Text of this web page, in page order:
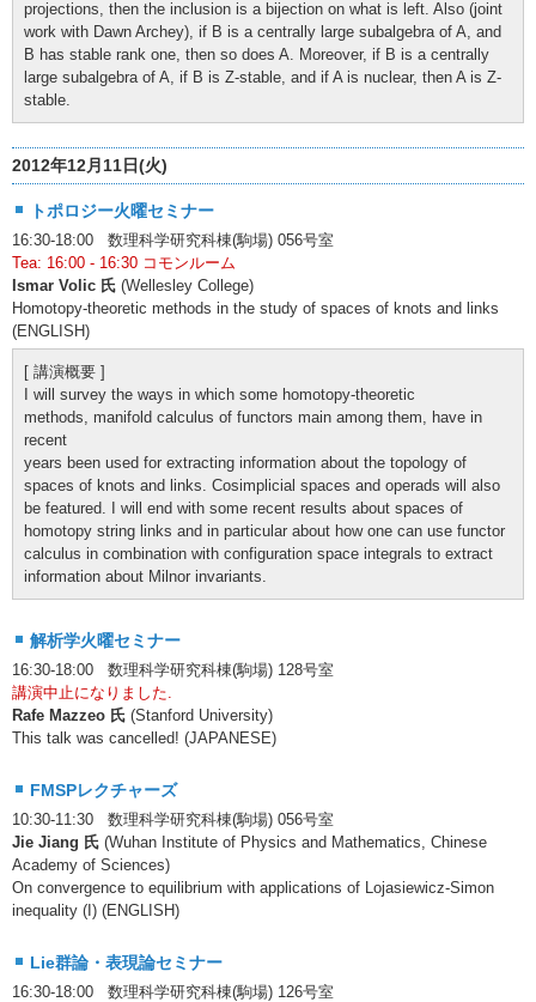
projections, then the inclusion is a bijection on what is left. Also (joint
work with Dawn Archey), if B is a centrally large subalgebra of A, and
B has stable rank one, then so does A. Moreover, if B is a centrally
large subalgebra of A, if B is Z-stable, and if A is nuclear, then A is Z-
stable.
2012年12月11日(火)
トポロジー火曜セミナー
16:30-18:00 数理科学研究科棟(駒場) 056号室
Tea: 16:00 - 16:30 コモンルーム
Ismar Volic 氏 (Wellesley College)
Homotopy-theoretic methods in the study of spaces of knots and links
(ENGLISH)
[ 講演概要 ]
I will survey the ways in which some homotopy-theoretic
methods, manifold calculus of functors main among them, have in
recent
years been used for extracting information about the topology of
spaces of knots and links. Cosimplicial spaces and operads will also
be featured. I will end with some recent results about spaces of
homotopy string links and in particular about how one can use functor
calculus in combination with configuration space integrals to extract
information about Milnor invariants.
解析学火曜セミナー
16:30-18:00 数理科学研究科棟(駒場) 128号室
講演中止になりました.
Rafe Mazzeo 氏 (Stanford University)
This talk was cancelled! (JAPANESE)
FMSPレクチャーズ
10:30-11:30 数理科学研究科棟(駒場) 056号室
Jie Jiang 氏 (Wuhan Institute of Physics and Mathematics, Chinese
Academy of Sciences)
On convergence to equilibrium with applications of Lojasiewicz-Simon
inequality (I) (ENGLISH)
Lie群論・表現論セミナー
16:30-18:00 数理科学研究科棟(駒場) 126号室